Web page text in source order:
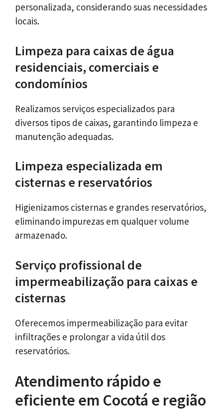
personalizada, considerando suas necessidades
locais.
Limpeza para caixas de água
residenciais, comerciais e
condomínios
Realizamos serviços especializados para
diversos tipos de caixas, garantindo limpeza e
manutenção adequadas.
Limpeza especializada em
cisternas e reservatórios
Higienizamos cisternas e grandes reservatórios,
eliminando impurezas em qualquer volume
armazenado.
Serviço profissional de
impermeabilização para caixas e
cisternas
Oferecemos impermeabilização para evitar
infiltrações e prolongar a vida útil dos
reservatórios.
Atendimento rápido e
eficiente em Cocotá e região